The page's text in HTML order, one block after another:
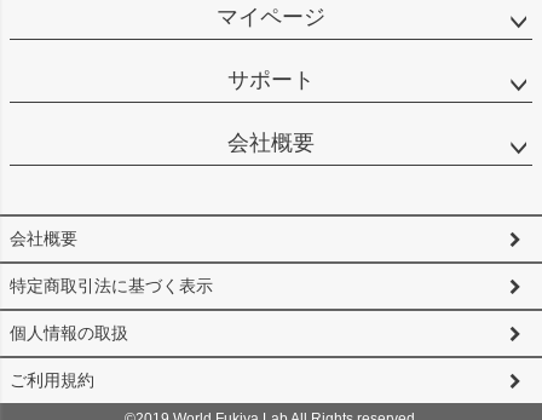
マイページ
サポート
会社概要
会社概要
特定商取引法に基づく表示
個人情報の取扱
ご利用規約